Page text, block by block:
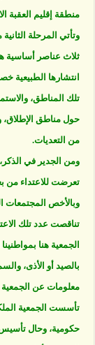
منطقة إقليم العقبة
وتأتي المرحلة
ثلاث عناصر أساسية
انتشارها الطبيعية
تلك المناطق،
حول مناطق الإطلاق،
من التعديات.
ومن الجدير في
تعرضت للاعتداء من
وبالأخص المجتمعات
تناقصت عدد تلك
الجمعية هنا
بالصيد أو الأذى،
معلومات عن الجمعية
حكومية، وحال